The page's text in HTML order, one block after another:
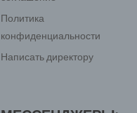
Политика
конфиденциальности
Написать директору